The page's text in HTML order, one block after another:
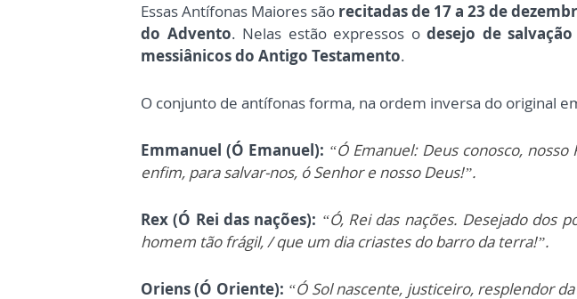
Essas Antífonas Maiores são recitadas de 17 a 23 de
do Advento. Nelas estão expressos odesejo de
messiânicos do Antigo Testamento.
O conjunto de antífonas forma, na ordem inversa do original
Emmanuel (Ó Emanuel): “Ó Emanuel: Deus conosco,
enfim, para salvar-nos, ó Senhor e nosso Deus!”.
Rex (Ó Rei das nações): “Ó, Rei das nações. Desejado dos
homem tão frágil, / que um dia criastes do barro da terra!”.
Oriens (Ó Oriente): “Ó Sol nascente, justiceiro, resplendor